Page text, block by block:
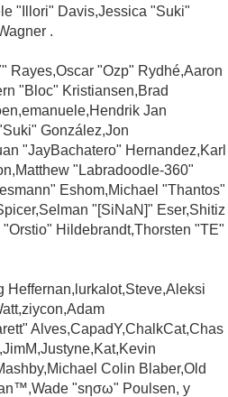
"Illori" Davis,Jessica "Suki"
.
Rayes,Oscar "Ozp" Rydhé,Aaron
"Bloc" Kristiansen,Brad
Jan
González,Jon
"JayBachatero" Hernandez,Karl
"Labradoodle-360"
Eshom,Michael "Thantos"
"[SiNaN]" Eser,Shitiz
Hildebrandt,Thorsten "TE"
Heffernan,lurkalot,Steve,Aleksi
Alves,CapadY,ChalkCat,Chas
Colin Blaber,Old
"sησω" Poulsen, y